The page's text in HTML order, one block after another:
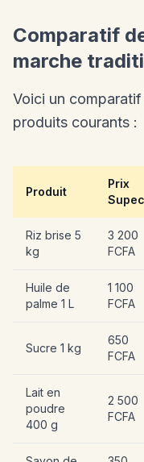
Comparatif
marche
Voici un
produits courants :
Produit
Prix
Riz brise 5
kg
3 200
FCFA
Huile de
palme 1 L
1 100
FCFA
Sucre 1 kg
650
FCFA
Lait en
poudre
400 g
2 500
FCFA